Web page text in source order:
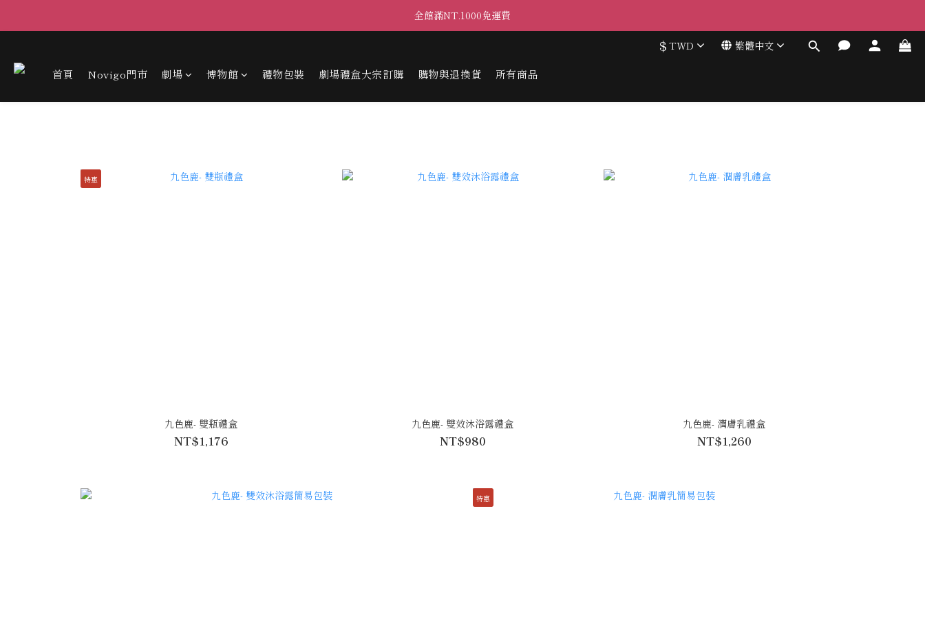
全館滿NT.1000免運費
$ TWD 繁體中文
首頁 Novigo門市 劇場 博物館 禮物包裝 劇場禮盒大宗訂購 購物與退換貨 所有商品
特惠
九色鹿- 雙瓶禮盒
NT$1,176
九色鹿- 雙效沐浴露禮盒
NT$980
九色鹿- 潤膚乳禮盒
NT$1,260
特惠